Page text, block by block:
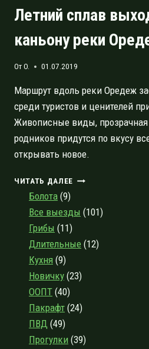
Летний сплав
каньону реки
ОтO. 01.07.2019
Маршрут вдоль реки Оредеж
среди туристов и ценителей
Живописные виды,
родников придутся по вкусу
открывать новое.
ЧИТАТЬ ДАЛЕЕ ЛЕТНИЙ
ДНЯ
КАНЬОНУ
РЕКИ
Болота (9)
Все выезды (101)
Грибы (11)
Длительные (12)
Кухня (9)
Новичку (23)
ООПТ (40)
Пакрафт (24)
ПВД (49)
Прогулки (39)